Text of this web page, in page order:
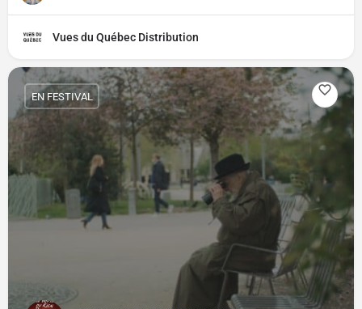
Vues du Québec Distribution
EN FESTIVAL